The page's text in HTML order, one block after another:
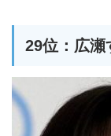
29位：広瀬